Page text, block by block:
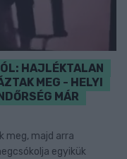
HAJLÉKTALAN
MEG - HELYI
MÁR
meg, majd arra
egyikük